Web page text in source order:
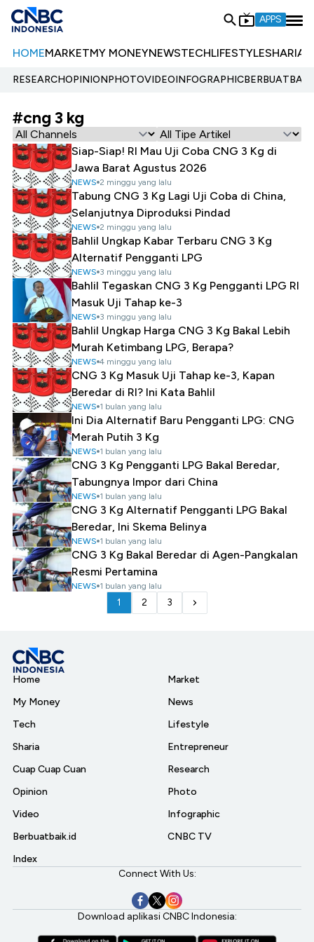
APPS
HOMEMARKETMY MONEYNEWSTECHLIFESTYLESHARIA
RESEARCHOPINIONPHOTOVIDEOINFOGRAPHIC
#cng 3 kg
Siap-Siap! RI Mau Uji Coba CNG 3 Kg di
Jawa Barat Agustus 2026
NEWS 2 minggu yang lalu
Tabung CNG 3 Kg Lagi Uji Coba di China,
Selanjutnya Diproduksi Pindad
NEWS 2 minggu yang lalu
Bahlil Ungkap Kabar Terbaru CNG 3 Kg
Alternatif Pengganti LPG
NEWS 3 minggu yang lalu
Bahlil Tegaskan CNG 3 Kg Pengganti LPG RI
Masuk Uji Tahap ke-3
NEWS 3 minggu yang lalu
Bahlil Ungkap Harga CNG 3 Kg Bakal Lebih
Murah Ketimbang LPG, Berapa?
NEWS 4 minggu yang lalu
CNG 3 Kg Masuk Uji Tahap ke-3, Kapan
Beredar di RI? Ini Kata Bahlil
NEWS 1 bulan yang lalu
Ini Dia Alternatif Baru Pengganti LPG: CNG
Merah Putih 3 Kg
NEWS 1 bulan yang lalu
CNG 3 Kg Pengganti LPG Bakal Beredar,
Tabungnya Impor dari China
NEWS 1 bulan yang lalu
CNG 3 Kg Alternatif Pengganti LPG Bakal
Beredar, Ini Skema Belinya
NEWS 1 bulan yang lalu
CNG 3 Kg Bakal Beredar di Agen-Pangkalan
Resmi Pertamina
NEWS 1 bulan yang lalu
1 2 3
Home
My Money
Tech
Sharia
Cuap Cuap Cuan
Opinion
Video
Berbuatbaik.id
Index
Market
News
Lifestyle
Entrepreneur
Research
Photo
Infographic
CNBC TV
Connect With Us:
Download aplikasi CNBC Indonesia: